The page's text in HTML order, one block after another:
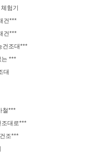
험기
건***
건***
건조대***
는 ***
대
철***
조대로***
조***